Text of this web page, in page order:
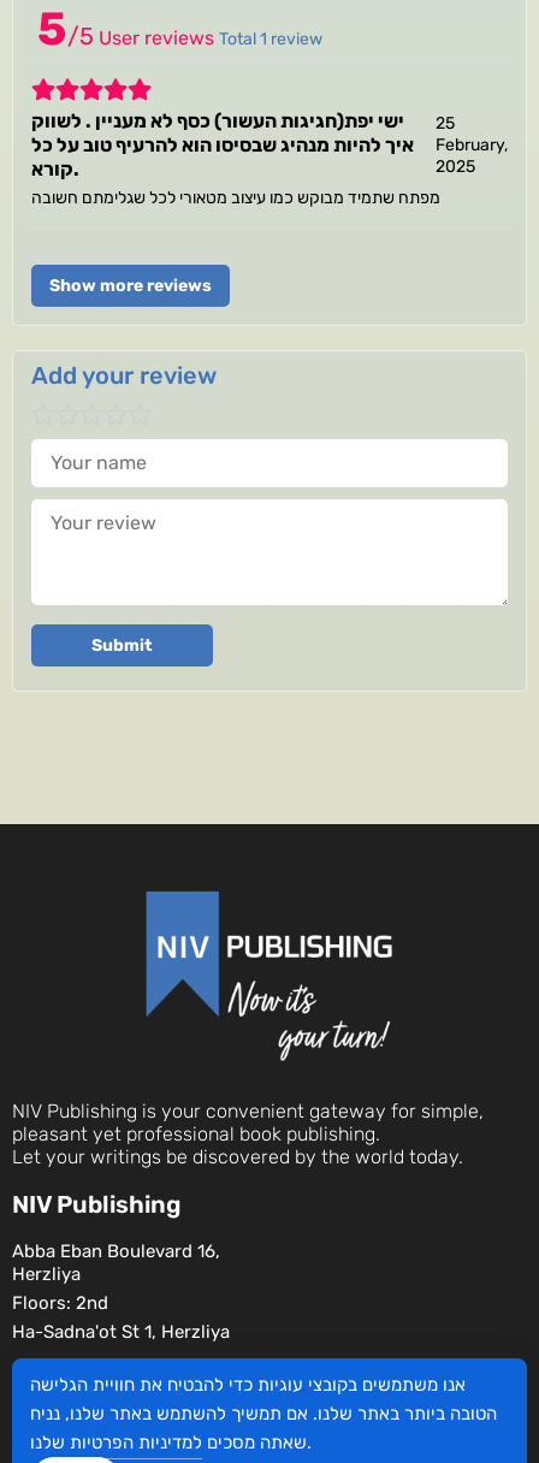
5/5 User reviews Total 1 review
5
ישי יפת(חגיגות העשור) כסף לא מעניין . לשווק
איך להיות מנהיג שבסיסו הוא להרעיף טוב על כל
קורא.
25
February,
2025
מפתח שתמיד מבוקש כמו עיצוב מטאורי לכל שגלימתם חשובה
Show more reviews
Add your review
Your name
Your review
Submit
NIV Publishing is your convenient gateway for simple,
pleasant yet professional book publishing.
Let your writings be discovered by the world today.
NIV Publishing
Abba Eban Boulevard 16,
Herzliya
Floors: 2nd
Ha-Sadna'ot St 1, Herzliya
Social
אנו משתמשים בקובצי עוגיות כדי להבטיח את חוויית הגלישה
הטובה ביותר באתר שלנו. אם תמשיך להשתמש באתר שלנו, נניח
שאתה מסכים למדיניות הפרטיות שלנו.